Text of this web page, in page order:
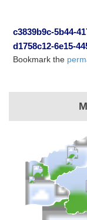
c3839b9c-5b44-
d1758c12-6e15-
Bookmark the